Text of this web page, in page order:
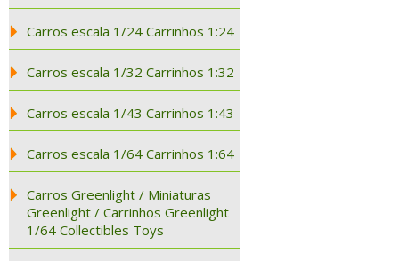
Carros escala 1/24 Carrinhos 1:24
Carros escala 1/32 Carrinhos 1:32
Carros escala 1/43 Carrinhos 1:43
Carros escala 1/64 Carrinhos 1:64
Carros Greenlight / Miniaturas
Greenlight / Carrinhos Greenlight
1/64 Collectibles Toys